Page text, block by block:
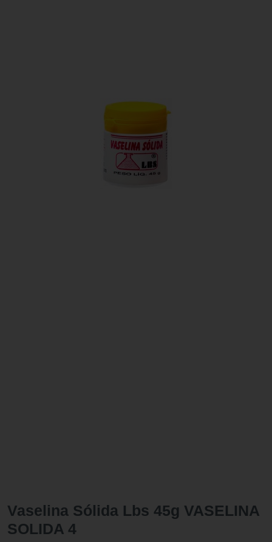
Vaselina Sólida Lbs 45g VASELINA
SOLIDA 4